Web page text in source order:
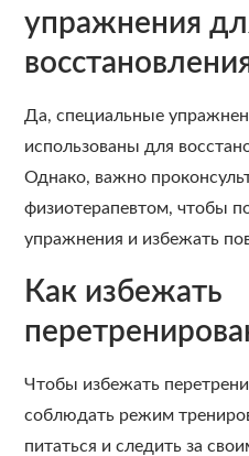
упражнения
Да, специальные
использованы для
Однако, важно
физиотерапевтом, чтобы
упражнения и избежать
Как избежать
Чтобы избежать
соблюдать режим
питаться и следить за